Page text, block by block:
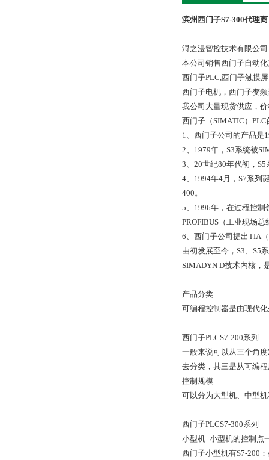
滨州西门子S7-300代理商
浔之漫智控技术有限公
本公司销售西门子自动
西门子PLC,西门子触摸
西门子电机，西门子变
我公司大量现货供应，
西门子（SIMATIC）PLC
1、西门子公司的产品是
2、1979年，S3系统被
3、20世纪80年代初，
4、1994年4月，S7系列
400。
5、1996年，在过程控制
PROFIBUS（工业现场
6、西门子公司提出TIA
由初发展至今，S3、S5
SIMADYN D技术内核，
产品分类
可编程控制器是由现代
西门子PLCS7-200系列
一般来说可以从三个角
去分类，其三是从可编
控制规模
可以分为大型机、中型
西门子PLCS7-300系列
小型机: 小型机的控制点
西门子小型机有S7-200